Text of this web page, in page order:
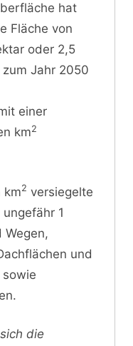
hat
Fläche von
oder 2,5
Jahr 2050
einer
km2
km2 versiegelte
1
Wegen,
und
die